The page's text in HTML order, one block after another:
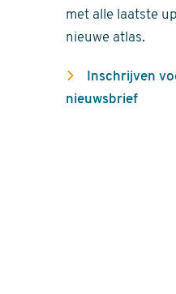
met alle laatste
nieuwe atlas.
Inschrijven
nieuwsbrief